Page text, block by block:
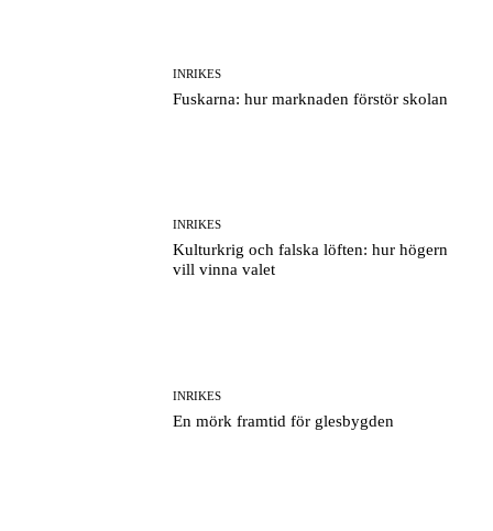
INRIKES
Fuskarna: hur marknaden förstör skolan
INRIKES
Kulturkrig och falska löften: hur högern
vill vinna valet
INRIKES
En mörk framtid för glesbygden